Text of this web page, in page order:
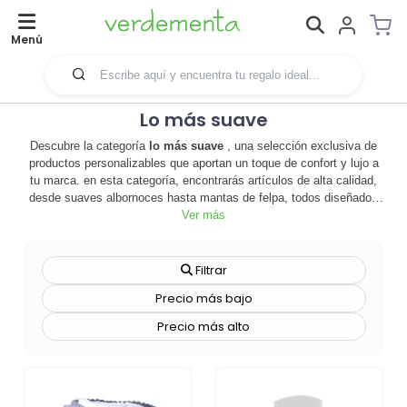
Menú
Lo más suave
Descubre la categoría lo más suave , una selección exclusiva de
productos personalizables que aportan un toque de confort y lujo a
tu marca. en esta categoría, encontrarás artículos de alta calidad,
desde suaves albornoces hasta mantas de felpa, todos diseñados
para proporcionar la máxima comodidad. estos productos son
mensaje de marca, puedes crear una conexión duradera con tus
clientes, haciendo que tu marca sea parte de sus momentos más
relajantes y acogedores. además, estos productos son perfectos
para regalos corporativos, premios de reconocimiento o incluso para
la venta en tu tienda online. no pierdas la oportunidad de destacar
Ver más
Filtrar
Precio más bajo
Precio más alto